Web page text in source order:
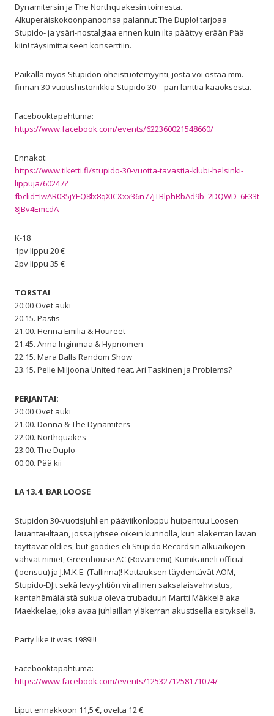
Dynamitersin ja The Northquakesin toimesta.
Alkuperäiskokoonpanoonsa palannut The Duplo! tarjoaa
Stupido- ja ysäri-nostalgiaa ennen kuin ilta päättyy erään Pää
kiin! täysimittaiseen konserttiin.
Paikalla myös Stupidon oheistuotemyynti, josta voi ostaa mm.
firman 30-vuotishistoriikkia Stupido 30 – pari lanttia kaaoksesta.
Facebooktapahtuma:
https://www.facebook.com/events/622360021548660/
Ennakot:
https://www.tiketti.fi/stupido-30-vuotta-tavastia-klubi-helsinki-
lippuja/60247?
fbclid=IwAR035jYEQ8lx8qXICXxx36n77jTBlphRbAd9b_2DQWD_6F33t
8JBv4EmcdA
K-18
1pv lippu 20 €
2pv lippu 35 €
TORSTAI
20:00 Ovet auki
20.15. Pastis
21.00. Henna Emilia & Houreet
21.45. Anna Inginmaa & Hypnomen
22.15. Mara Balls Random Show
23.15. Pelle Miljoona United feat. Ari Taskinen ja Problems?
PERJANTAI:
20:00 Ovet auki
21.00. Donna & The Dynamiters
22.00. Northquakes
23.00. The Duplo
00.00. Pää kii
LA 13.4. BAR LOOSE
Stupidon 30-vuotisjuhlien pääviikonloppu huipentuu Loosen
lauantai-iltaan, jossa jytisee oikein kunnolla, kun alakerran lavan
täyttävät oldies, but goodies eli Stupido Recordsin alkuaikojen
vahvat nimet, Greenhouse AC (Rovaniemi), Kumikameli official
(Joensuu) ja J.M.K.E. (Tallinna)! Kattauksen täydentävät AOM,
Stupido-DJ:t sekä levy-yhtiön virallinen saksalaisvahvistus,
kantahämäläistä sukua oleva trubaduuri Martti Mäkkelä aka
Maekkelae, joka avaa juhlaillan yläkerran akustisella esityksellä.
Party like it was 1989!!!
Facebooktapahtuma:
https://www.facebook.com/events/1253271258171074/
Liput ennakkoon 11,5 €, ovelta 12 €.